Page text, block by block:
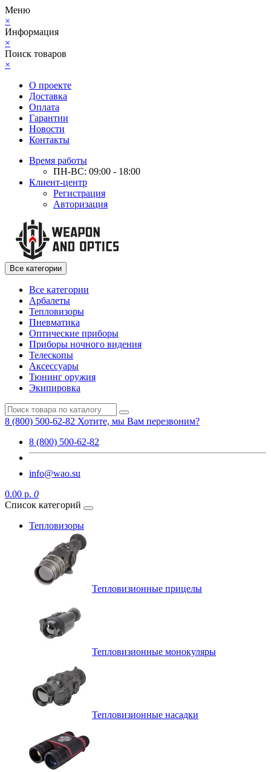
Меню
×
Информация
×
Поиск товаров
×
О проекте
Доставка
Оплата
Гарантии
Новости
Контакты
Время работы
ПН-ВС: 09:00 - 18:00
Клиент-центр
Регистрация
Авторизация
Все категории
Все категории
Арбалеты
Тепловизоры
Пневматика
Оптические приборы
Приборы ночного видения
Телескопы
Аксессуары
Тюнинг оружия
Экипировка
8 (800) 500-62-82 Хотите, мы Вам перезвоним?
8 (800) 500-62-82
info@wao.su
0.00 р. 0
Список категорий
Тепловизоры
Тепловизионные прицелы
Тепловизионные монокуляры
Тепловизионные насадки